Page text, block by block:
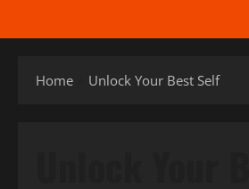
Home Unlock Your Best Self